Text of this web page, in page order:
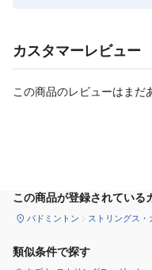
カスタマーレビュー
この商品のレビューはまだ
この商品が登録されている
バドミントン ストリングス・
類似条件で探す